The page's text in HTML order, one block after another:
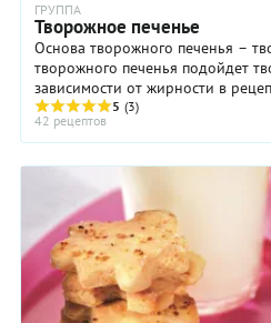
ГРУППА
Творожное печенье
Основа творожного печенья – творог. Для
творожного печенья подойдет
зависимости от жирности в
соотношение основных
5 (3)
42 рецептов